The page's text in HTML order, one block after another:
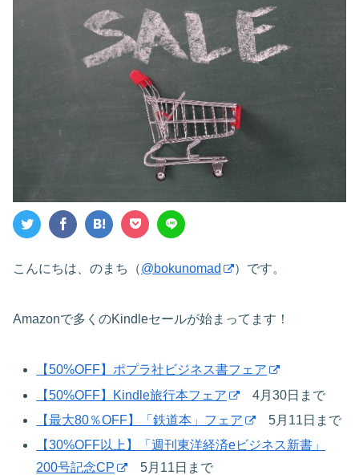
こんにちは、のまち（@bokunomad ）です。
Amazonで多くのKindleセールが始まってます！
【50%OFF】ポプラ社ビジネス書フェア
【50%OFF】Kindle旅行本フェア
4月30日まで
【最大80％OFF】「鉄道本」フェア
5月11日まで
【30%OFF以上】「週刊東洋経済eビジネス新書」
200号記念CP
5月11日まで